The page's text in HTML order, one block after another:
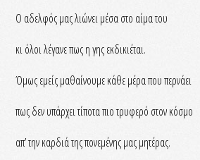
Ο αδελφός μας λιώνει μέσα στο αίμα του
κι όλοι λέγανε πως η γης εκδικιέται.
Όμως εμείς μαθαίνουμε κάθε μέρα που περνάει
πως δεν υπάρχει τίποτα πιο τρυφερό στον κόσμο
απ’ την καρδιά της πονεμένης μας μητέρας.